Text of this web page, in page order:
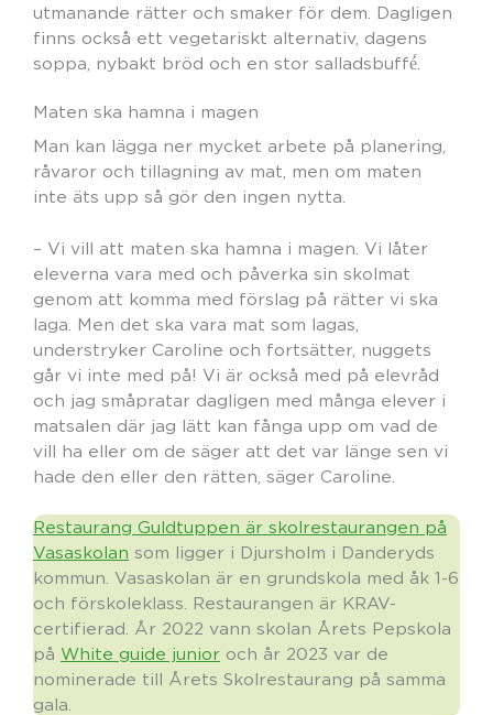
utmanande rätter och smaker för dem. Dagligen
finns också ett vegetariskt alternativ, dagens
soppa, nybakt bröd och en stor salladsbuffé́.
Maten ska hamna i magen
Man kan lägga ner mycket arbete på planering,
råvaror och tillagning av mat, men om maten
inte äts upp så gör den ingen nytta.
– Vi vill att maten ska hamna i magen. Vi låter
eleverna vara med och påverka sin skolmat
genom att komma med förslag på rätter vi ska
laga. Men det ska vara mat som lagas,
understryker Caroline och fortsätter, nuggets
går vi inte med på! Vi är också med på elevråd
och jag småpratar dagligen med många elever i
matsalen där jag lätt kan fånga upp om vad de
vill ha eller om de säger att det var länge sen vi
hade den eller den rätten, säger Caroline.
Restaurang Guldtuppen är skolrestaurangen på
Vasaskolan som ligger i Djursholm i Danderyds
kommun. Vasaskolan är en grundskola med åk 1-6
och förskoleklass. Restaurangen är KRAV-
certifierad. År 2022 vann skolan Årets Pepskola
på White guide junior och år 2023 var de
nominerade till Årets Skolrestaurang på samma
gala.